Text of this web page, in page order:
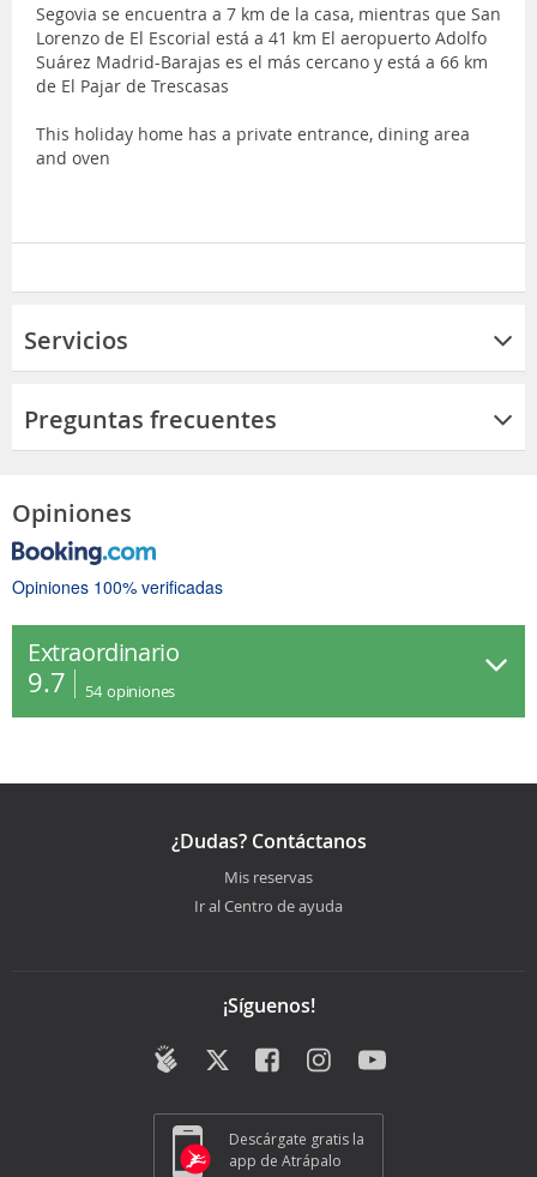
Segovia se encuentra a 7 km de la casa, mientras que San
Lorenzo de El Escorial está a 41 km El aeropuerto Adolfo
Suárez Madrid-Barajas es el más cercano y está a 66 km
de El Pajar de Trescasas
This holiday home has a private entrance, dining area
and oven
Servicios
Preguntas frecuentes
Opiniones
Opiniones 100% verificadas
Extraordinario
9.7 54 opiniones
¿Dudas? Contáctanos
Mis reservas
Ir al Centro de ayuda
¡Síguenos!
Descárgate gratis la
app de Atrápalo